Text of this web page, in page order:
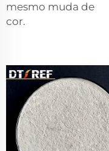
mesmo muda de
cor.